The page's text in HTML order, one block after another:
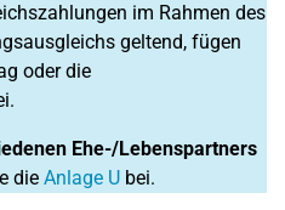
im Rahmen des
geltend, fügen
oder die
Ehe-/Lebenspartners
die Anlage U bei.